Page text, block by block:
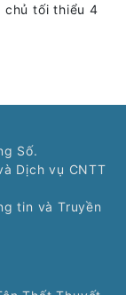
chủ tối thiểu 4
Số.
Dịch vụ CNTT
tin và Truyền